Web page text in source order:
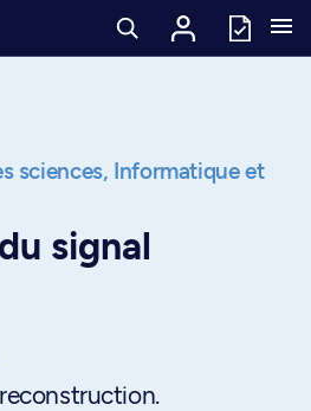
sciences, Informatique et
signal